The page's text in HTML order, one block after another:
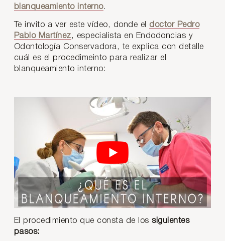
blanqueamiento interno.
Te invito a ver este vídeo, donde el doctor Pedro
Pablo Martínez, especialista en Endodoncias y
Odontología Conservadora, te explica con detalle
cuál es el procedimeinto para realizar el
blanqueamiento interno:
El procedimiento que consta de los siguientes
pasos: